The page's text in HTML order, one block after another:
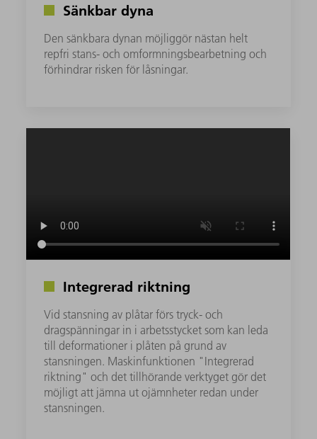
Sänkbar dyna
Den sänkbara dynan möjliggör nästan helt
repfri stans- och omformningsbearbetning och
förhindrar risken för låsningar.
Integrerad riktning
Vid stansning av plåtar förs tryck- och
dragspänningar in i arbetsstycket som kan leda
till deformationer i plåten på grund av
stansningen. Maskinfunktionen "Integrerad
riktning" och det tillhörande verktyget gör det
möjligt att jämna ut ojämnheter redan under
stansningen.